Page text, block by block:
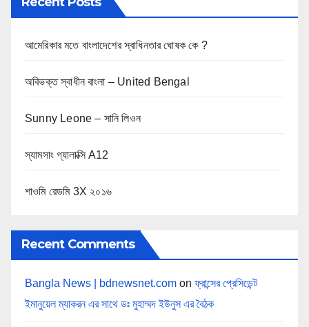
আমেরিকার মতে বাংলাদেশের স্বাধিনতার ঘোষক কে ?
অবিভক্ত স্বাধীন বাংলা – United Bengal
Sunny Leone – সানি লিওন
স্যামসাং গ্যালাক্সি A12
শাওমি রেডমি 3X ২০১৬
Recent Comments
Bangla News | bdnewsnet.com onফ্রান্সের প্রেসিডেন্ট
ইমানুয়েল ম্যাকরন এর সাথে ডঃ মুহাম্মদ ইউনুস এর বৈঠক